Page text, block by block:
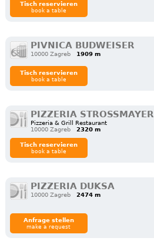
Tisch reservieren
book a table
PIVNICA BUDWEISER
10000 Zagreb 1909 m
Tisch reservieren
book a table
PIZZERIA STROSSMAYER
Pizzeria & Grill Restaurant
10000 Zagreb
2320 m
Tisch reservieren
book a table
PIZZERIA DUKSA
10000 Zagreb
2474 m
Anfrage stellen
make a request